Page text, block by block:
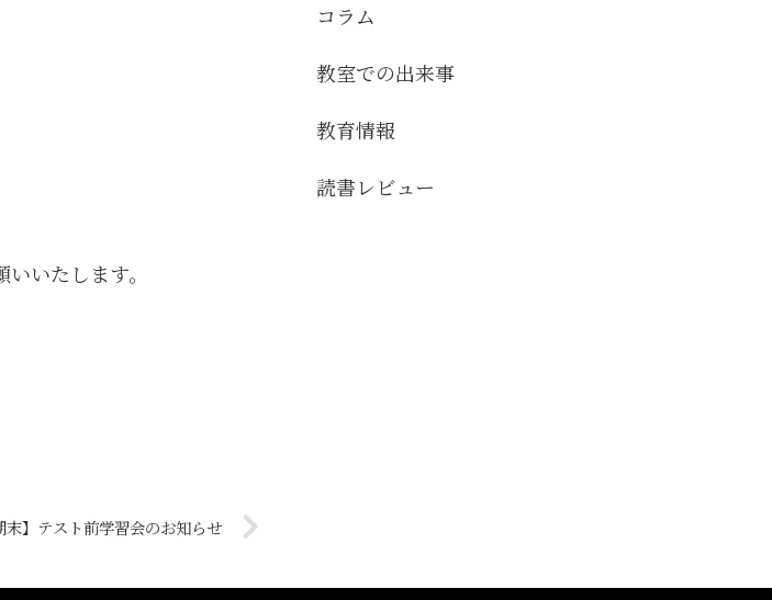
いたします。
末】テスト前学習会のお知らせ
コラム
教室での出来事
教育情報
読書レビュー